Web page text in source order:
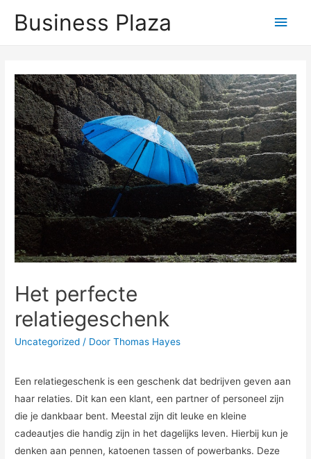
Business Plaza
Het perfecte
relatiegeschenk
Uncategorized / DoorThomas Hayes
Een relatiegeschenk is een geschenk dat bedrijven geven aan
haar relaties. Dit kan een klant, een partner of personeel zijn
die je dankbaar bent. Meestal zijn dit leuke en kleine
cadeautjes die handig zijn in het dagelijks leven. Hierbij kun je
denken aan pennen, katoenen tassen of powerbanks. Deze